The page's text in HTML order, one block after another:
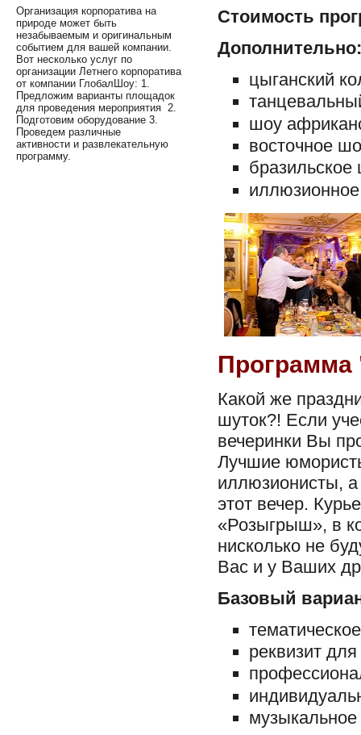
Стоимость
Дополнительно:
цыганский
шоу
восточное
бразильское
Какой же
шуток?! Если
вечеринки Вы
Лучшие
иллюзионисты,
этот вечер.
«Розыгрыш», в
нисколько не
Вас и у Ваших
Базовый
реквизит для
Организация корпоратива на
природе может быть
незабываемым и оригинальным
событием для вашей компании.
Вот несколько услуг по
организации Летнего корпоратива
от компании ГлобалШоу: 1.
Предложим варианты площадок
для проведения мероприятия 2.
Подготовим оборудование 3.
Проведем различные
активности и развлекательную
программу.